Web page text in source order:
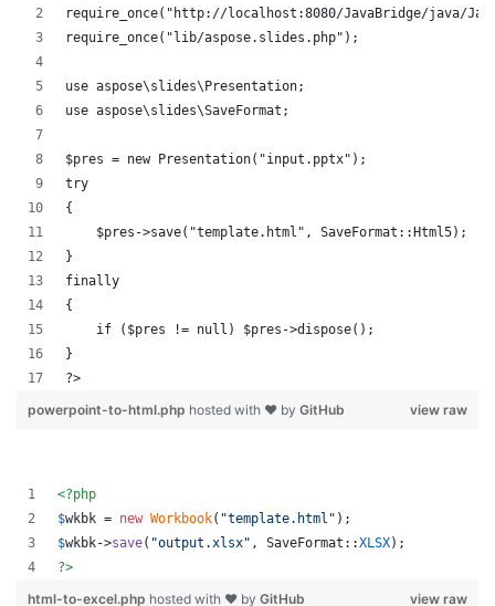
require_once("http://localhost:8080/JavaBridge/java/
require_once("lib/aspose.slides.php");
use aspose\slides\Presentation;
use aspose\slides\SaveFormat;
$pres = new Presentation("input.pptx");
try
{
    $pres->save("template.html", SaveFormat::Html5);
}
finally
{
    if ($pres != null) $pres->dispose();
}
?>
view raw
powerpoint-to-html.php hosted with ❤ by GitHub
<?php
$wkbk = new Workbook( "template.html " );
$wkbk->save( "output.xlsx" , SaveFormat::XLSX);
?>
view raw
html-to-excel.php hosted with ❤ by GitHub